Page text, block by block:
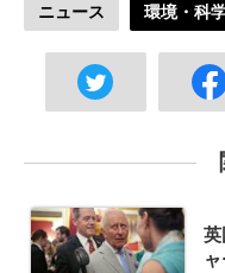
ニュース 環境・科